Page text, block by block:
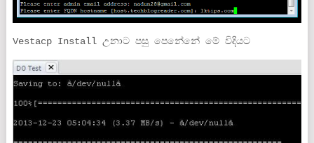
Vestacp Install උනාට පසු පෙනේනේ මේ විදියට